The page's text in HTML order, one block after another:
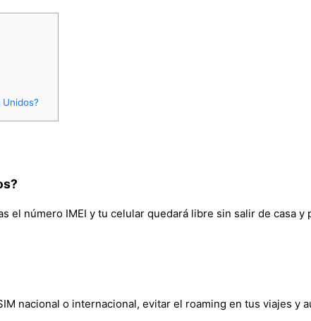
el número IMEI y tu celular quedará libre sin salir de casa y
nacional o internacional, evitar el roaming en tus viajes y